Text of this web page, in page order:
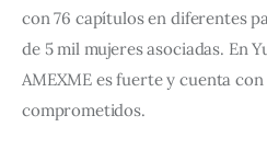
con 76 capítulos en diferentes
de 5 mil mujeres asociadas. En
AMEXME es fuerte y cuenta
comprometidos.